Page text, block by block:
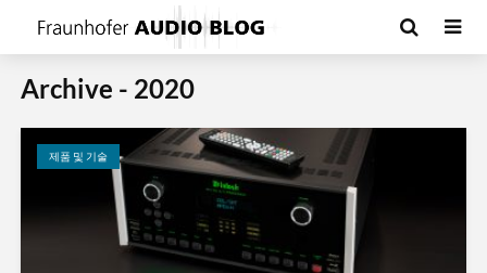
Archive - 2020
제품 및 기술